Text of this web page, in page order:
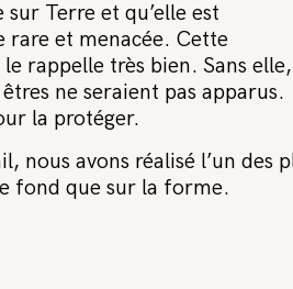
Terre et qu’elle est
rare et menacée. Cette
rappelle très bien. Sans
ne seraient pas apparus.
la protéger.
nous avons réalisé l’un des
fond que sur la forme.